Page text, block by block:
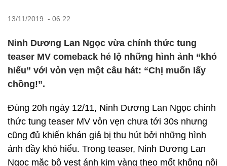
13/11/2019 - 06:22
Ninh Dương Lan Ngọc vừa chính thức tung
teaser MV comeback hé lộ những hình ảnh “khó
hiểu” với vỏn vẹn một câu hát: “Chị muốn lấy
chồng!”.
Đúng 20h ngày 12/11, Ninh Dương Lan Ngọc chính
thức tung teaser MV vỏn vẹn chưa tới 30s nhưng
cũng đủ khiến khán giả bị thu hút bởi những hình
ảnh đầy khó hiểu. Trong teaser, Ninh Dương Lan
Ngọc mặc bộ vest ánh kim vàng theo mốt không nội